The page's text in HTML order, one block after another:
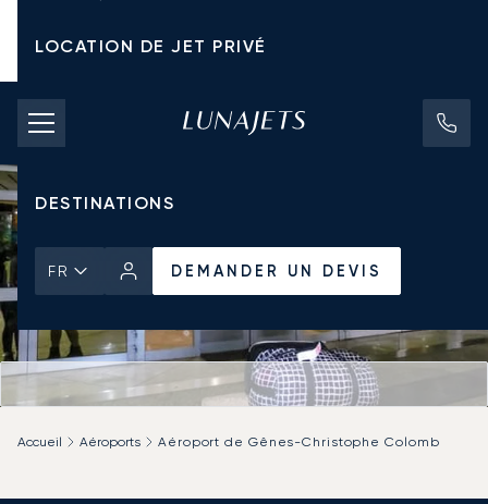
LOCATION DE JET PRIVÉ
TARIFS D'AFFRÈTEMENT
JETS PRIVÉS
DESTINATIONS
FR DEMANDER UN DEVIS
Accueil Aéroports Aéroport de Gênes-Christophe Colomb